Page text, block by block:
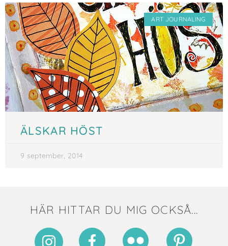
ART JOURNALING
ÄLSKAR HÖST
9 september, 2014
HÄR HITTAR DU MIG OCKSÅ...